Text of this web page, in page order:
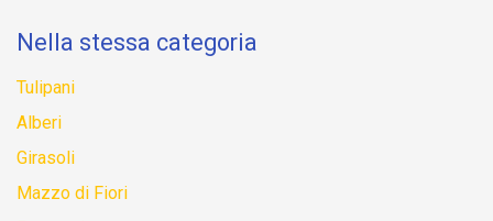
Nella stessa categoria
Tulipani
Alberi
Girasoli
Mazzo di Fiori